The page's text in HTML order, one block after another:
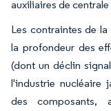
auxiliaires de
Les contraintes de
la profondeur des
(dont un déclin
l'industrie nucléaire
des composants,